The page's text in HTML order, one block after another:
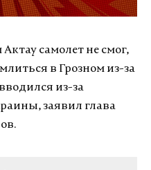
самолет не смог,
в Грозном из-за
из-за
заявил глава